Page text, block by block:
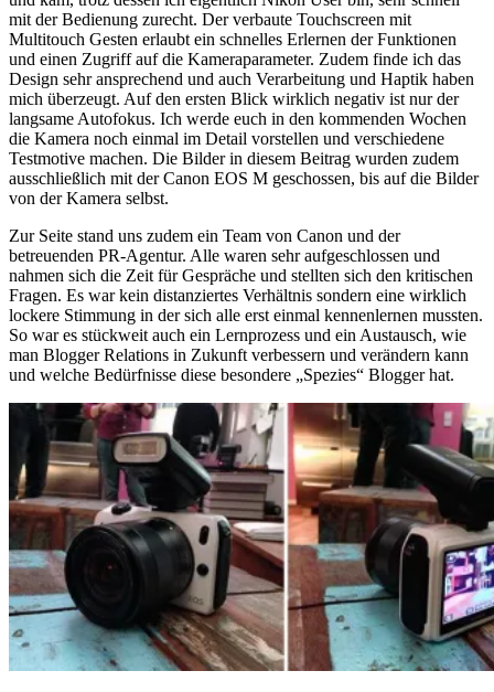
mit der Bedienung zurecht. Der verbaute Touchscreen mit
Multitouch Gesten erlaubt ein schnelles Erlernen der Funktionen
und einen Zugriff auf die Kameraparameter. Zudem finde ich das
Design sehr ansprechend und auch Verarbeitung und Haptik haben
mich überzeugt. Auf den ersten Blick wirklich negativ ist nur der
langsame Autofokus. Ich werde euch in den kommenden Wochen
die Kamera noch einmal im Detail vorstellen und verschiedene
Testmotive machen. Die Bilder in diesem Beitrag wurden zudem
ausschließlich mit der Canon EOS M geschossen, bis auf die Bilder
von der Kamera selbst.
Zur Seite stand uns zudem ein Team von Canon und der
betreuenden PR-Agentur. Alle waren sehr aufgeschlossen und
nahmen sich die Zeit für Gespräche und stellten sich den kritischen
Fragen. Es war kein distanziertes Verhältnis sondern eine wirklich
lockere Stimmung in der sich alle erst einmal kennenlernen mussten.
So war es stückweit auch ein Lernprozess und ein Austausch, wie
man Blogger Relations in Zukunft verbessern und verändern kann
und welche Bedürfnisse diese besondere „Spezies“ Blogger hat.